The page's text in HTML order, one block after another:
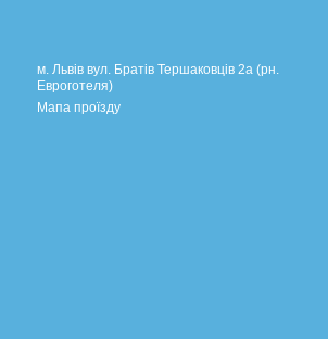
м. Львів вул. Братів Тершаковців 2а (рн.
Евроготеля)
Мапа проїзду